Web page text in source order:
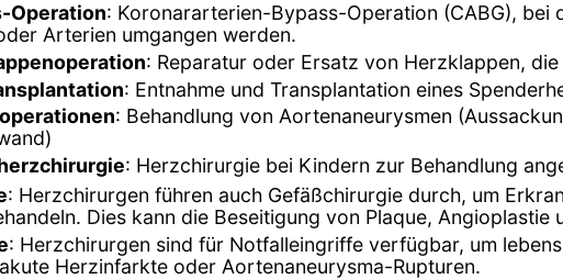
Operation: Koronararterien-Bypass-Operation (CABG),
Arterien umgangen werden.
: Reparatur oder Ersatz von Herzklappen,
: Entnahme und Transplantation eines
: Behandlung von Aortenaneurysmen
: Herzchirurgie bei Kindern zur Behandlung
: Herzchirurgen führen auch Gefäßchirurgie durch, um
Dies kann die Beseitigung von Plaque, Angioplastie
: Herzchirurgen sind für Notfalleingriffe verfügbar, um
Herzinfarkte oder Aortenaneurysma-Rupturen.